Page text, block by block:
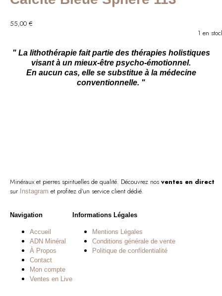
55,00 €
1 en
" La lithothérapie fait partie des thérapies holistiques
visant à un mieux-être psycho-émotionnel.
En aucun cas, elle se substitue à la médecine
conventionnelle. "
Minéraux et pierres spirituelles de qualité. Découvrez nos ventes en direct
sur Instagram et profitez d’un service client dédié.
Navigation
Accueil
ADN Minéral
À Propos
Contact
Mon compte
Ventes en Live
Informations Légales
Mentions Légales
Conditions générale de vente
Politique de confidentialité